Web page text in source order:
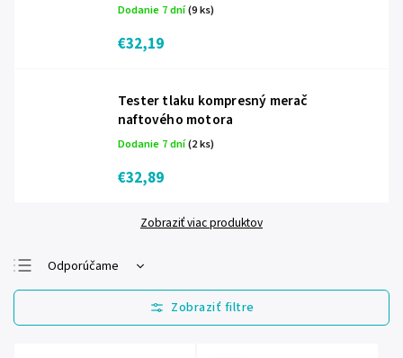
Dodanie 7 dní(9 ks)
€32,19
Tester tlaku kompresný merač
naftového motora
Dodanie 7 dní(2 ks)
€32,89
Zobraziť viac produktov
Odporúčame
Najlacnejšie
Najdrahšie